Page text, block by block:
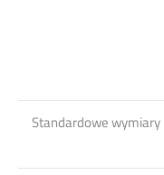
Standardowe wymiary